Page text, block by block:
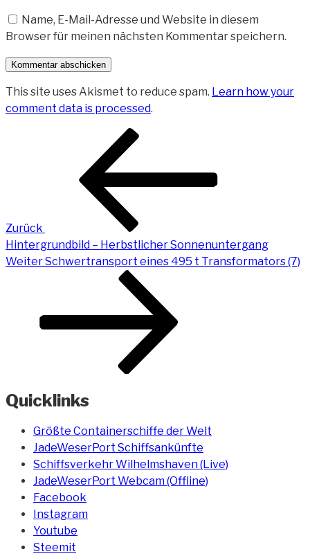
Name, E-Mail-Adresse und Website in diesem
Browser für meinen nächsten Kommentar speichern.
This site uses Akismet to reduce spam. Learn how your
comment data is processed.
Beitragsnavigation
Zurück
Hintergrundbild – Herbstlicher Sonnenuntergang
Nächster
WeiterSchwertransport eines 495 t Transformators (7)
Quicklinks
Größte Containerschiffe der Welt
JadeWeserPort Schiffsankünfte
Schiffsverkehr Wilhelmshaven (Live)
JadeWeserPort Webcam (Offline)
Facebook
Instagram
Youtube
Steemit